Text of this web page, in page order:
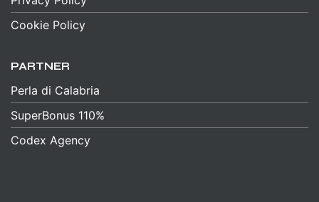
Cookie Policy
PARTNER
Perla di Calabria
SuperBonus 110%
Codex Agency